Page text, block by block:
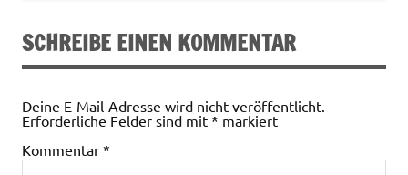
SCHREIBE EINEN KOMMENTAR
Deine E-Mail-Adresse wird nicht veröffentlicht.
Erforderliche Felder sind mit * markiert
Kommentar *